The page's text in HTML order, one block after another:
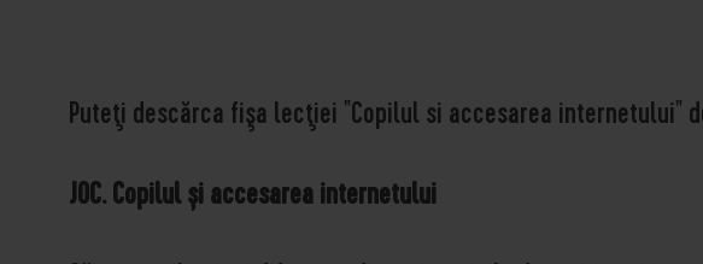
Puteţi descărca fişa lecţiei "Copilul si accesarea internetului"
JOC. Copilul și accesarea internetului